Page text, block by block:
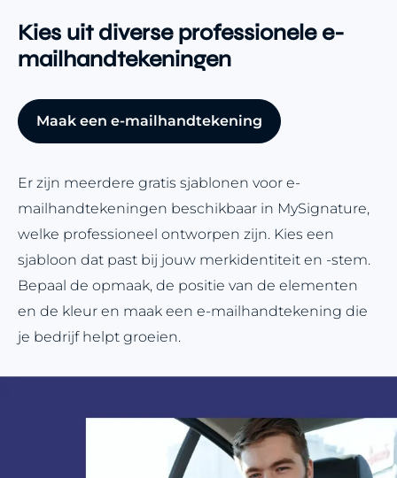
Kies uit diverse professionele e-
mailhandtekeningen
Maak een e-mailhandtekening
Er zijn meerdere gratis sjablonen voor e-
mailhandtekeningen beschikbaar in MySignature,
welke professioneel ontworpen zijn. Kies een
sjabloon dat past bij jouw merkidentiteit en -stem.
Bepaal de opmaak, de positie van de elementen
en de kleur en maak een e-mailhandtekening die
je bedrijf helpt groeien.